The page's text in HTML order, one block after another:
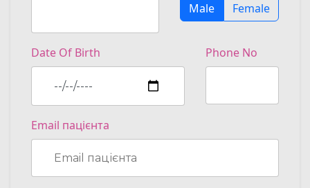
Male
Female
Date Of Birth Phone No
Email пацієнта